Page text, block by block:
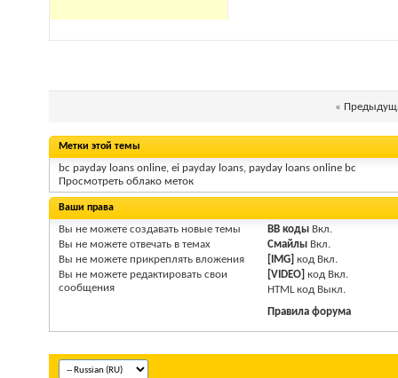
«
Метки этой темы
bc payday loans online, ei payday loans, payday loans online bc
Просмотреть облако меток
Ваши права
Вы не можете создавать новые темы
Вы не можете отвечать в темах
Вы не можете прикреплять вложения
Вы не можете редактировать свои
сообщения
BB коды Вкл.
Смайлы Вкл.
[IMG] код Вкл.
[VIDEO] код Вкл.
HTM L код Выкл.
Правила форума